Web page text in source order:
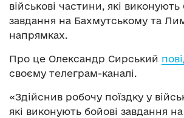
військові частини, які виконують
завдання на Бахмутському та
напрямках.
Про це Олександр Сирський
своєму телеграм-каналі.
«Здійснив робочу поїздку у
які виконують бойові завдання